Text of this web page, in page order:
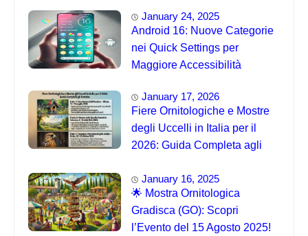
January 24, 2025
Android 16: Nuove Categorie
nei Quick Settings per
Maggiore Accessibilità
January 17, 2026
Fiere Ornitologiche e Mostre
degli Uccelli in Italia per il
2026: Guida Completa agli
January 16, 2025
🌟 Mostra Ornitologica
Gradisca (GO): Scopri
l’Evento del 15 Agosto 2025!